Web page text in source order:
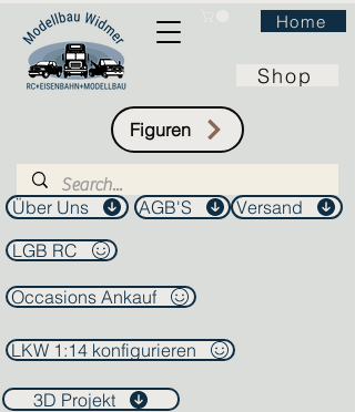
Home
Shop
Figuren
Über Uns AGB'S
Versand
LGB RC
Occasions Ankauf
LKW 1:14 konfigurieren
3D Projekt